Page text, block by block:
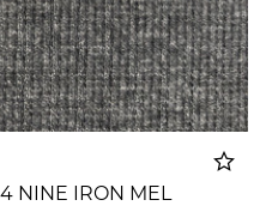
NINE IRON MEL